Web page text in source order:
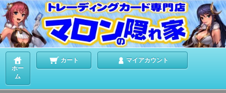
ホー
ム
カート マイアカウント